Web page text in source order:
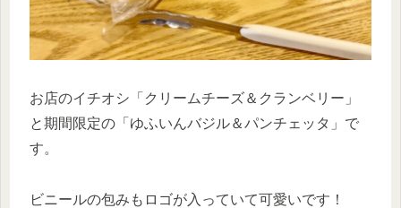
お店のイチオシ「クリームチーズ＆クランベリー」
と期間限定の「ゆふいんバジル＆パンチェッタ」で
す。
ビニールの包みもロゴが入っていて可愛いです！